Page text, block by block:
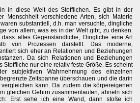
in diese Welt des Stofflichen. Es gibt in der
Menschheit verschiedene Arten, sich Materie
substantiell, d.h. man versuchte, dingliche
von allem, was es in der Welt gibt, zu denken.
dass alles Gegenständliche, Dingliche eine Art
von Prozessen darstellt. Das moderne,
sich eher an Relationen und Beziehungen
Da sich Relationen und Beziehungen
Stoffliche nur eine relativ feste Größe. Es scheint
subjektiven Wahrnehmung des einzelnen
Zeitspanne überschauen und die darin
kann. Da zudem die körpereigenen
gleichen Gehirn zusammenlaufen, ähneln sich
Erst sehe ich eine Wand, dann stoße ich